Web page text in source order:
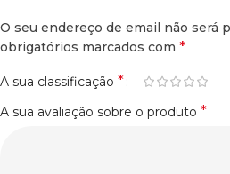
O seu endereço de email não será
obrigatórios marcados com *
A sua classificação *
A sua avaliação sobre o produto *